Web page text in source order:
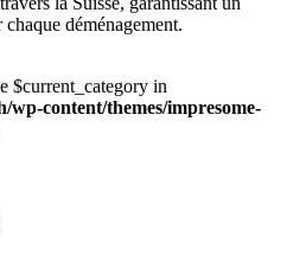
déménagement.
$current_category in
content/themes/impresome-